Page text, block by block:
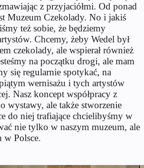
z przyjaciółmi. Od ponad
Muzeum Czekolady. No i jakiś
też sobie, że będziemy
Chcemy, żeby Wedel był
czekolady, ale wspierał również
na początku drogi, ale mam
się regularnie spotykać, na
wernisażu i tych artystów
Nasz koncept współpracy z
wystawy, ale także stworzenie
do niej trafiające chcielibyśmy w
nie tylko w naszym muzeum, ale
w Polsce.